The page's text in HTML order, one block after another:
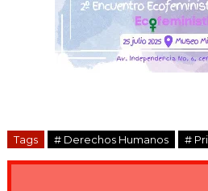
Tags # Derechos Humanos #